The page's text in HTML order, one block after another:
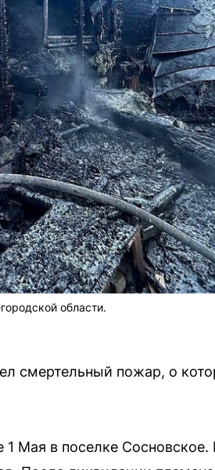
области.
смертельный пожар, о
1 Мая в поселке